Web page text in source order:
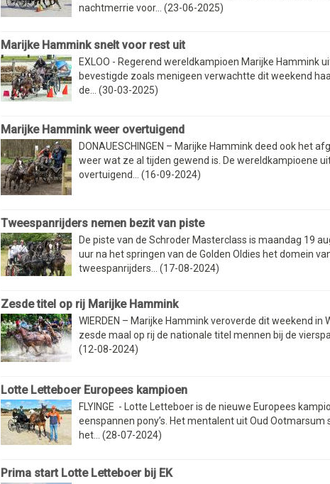
nachtmerrie voor... (23-06-2025)
Marijke Hammink snelt voor rest uit
EXLOO - Regerend wereldkampioen Marijke Hammink
bevestigde zoals menigeen verwachtte dit weekend
de... (30-03-2025)
Marijke Hammink weer overtuigend
DONAUESCHINGEN – Marijke Hammink deed ook het
weer wat ze al tijden gewend is. De wereldkampioene
overtuigend... (16-09-2024)
Tweespanrijders nemen bezit van piste
De piste van de Schroder Masterclass is maandag 19
uur na het springen van de Golden Oldies het domein
tweespanrijders... (17-08-2024)
Zesde titel op rij Marijke Hammink
WIERDEN – Marijke Hammink veroverde dit weekend in
zesde maal op rij de nationale titel mennen bij de
(12-08-2024)
Lotte Letteboer Europees kampioen
FLYINGE - Lotte Letteboer is de nieuwe Europees
eenspannen pony’s. Het mentalent uit Oud Ootmarsum
het... (28-07-2024)
Prima start Lotte Letteboer bij EK